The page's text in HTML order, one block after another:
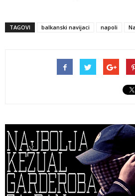
TAGOVI balkanski navijaci napoli